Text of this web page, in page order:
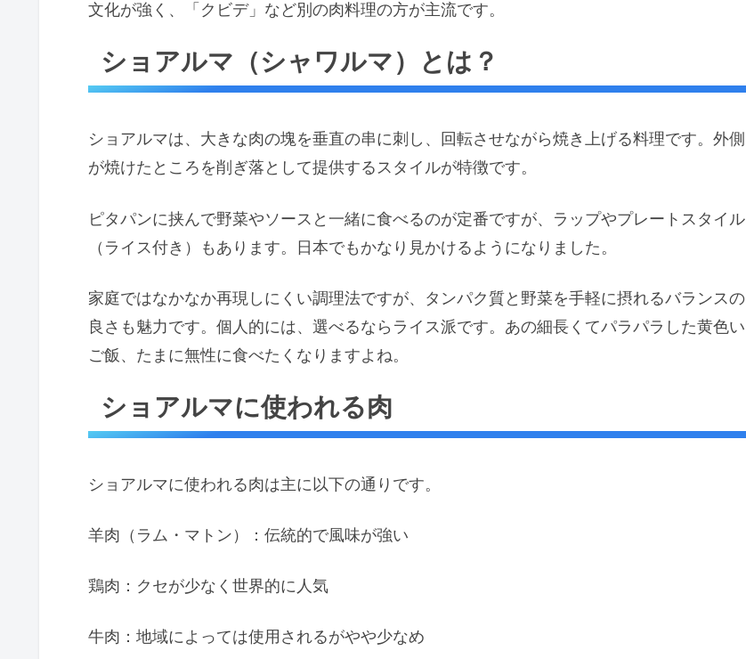
文化が強く、「クビデ」など別の肉料理の方が主流です。
ショアルマ（シャワルマ）とは？
ショアルマは、大きな肉の塊を垂直の串に刺し、回転させながら焼き上げる料理です。外側
が焼けたところを削ぎ落として提供するスタイルが特徴です。
ピタパンに挟んで野菜やソースと一緒に食べるのが定番ですが、ラップやプレートスタイル
（ライス付き）もあります。日本でもかなり見かけるようになりました。
家庭ではなかなか再現しにくい調理法ですが、タンパク質と野菜を手軽に摂れるバランスの
良さも魅力です。個人的には、選べるならライス派です。あの細長くてパラパラした黄色い
ご飯、たまに無性に食べたくなりますよね。
ショアルマに使われる肉
ショアルマに使われる肉は主に以下の通りです。
羊肉（ラム・マトン）：伝統的で風味が強い
鶏肉：クセが少なく世界的に人気
牛肉：地域によっては使用されるがやや少なめ